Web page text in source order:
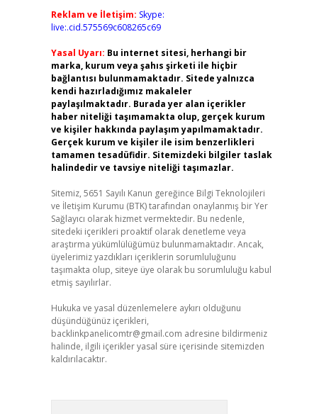
Reklam ve İletişim: Skype:
live:.cid.575569c608265c69
Yasal Uyarı: Bu internet sitesi, herhangi bir
marka, kurum veya şahıs şirketi ile hiçbir
bağlantısı bulunmamaktadır. Sitede yalnızca
kendi hazırladığımız makaleler
paylaşılmaktadır. Burada yer alan içerikler
haber niteliği taşımamakta olup, gerçek kurum
ve kişiler hakkında paylaşım yapılmamaktadır.
Gerçek kurum ve kişiler ile isim benzerlikleri
tamamen tesadüfidir. Sitemizdeki bilgiler taslak
halindedir ve tavsiye niteliği taşımazlar.
Sitemiz, 5651 Sayılı Kanun gereğince Bilgi Teknolojileri
ve İletişim Kurumu (BTK) tarafından onaylanmış bir Yer
Sağlayıcı olarak hizmet vermektedir. Bu nedenle,
sitedeki içerikleri proaktif olarak denetleme veya
araştırma yükümlülüğümüz bulunmamaktadır. Ancak,
üyelerimiz yazdıkları içeriklerin sorumluluğunu
taşımakta olup, siteye üye olarak bu sorumluluğu kabul
etmiş sayılırlar.
Hukuka ve yasal düzenlemelere aykırı olduğunu
düşündüğünüz içerikleri,
backlinkpanelicomtr@gmail.com adresine bildirmeniz
halinde, ilgili içerikler yasal süre içerisinde sitemizden
kaldırılacaktır.